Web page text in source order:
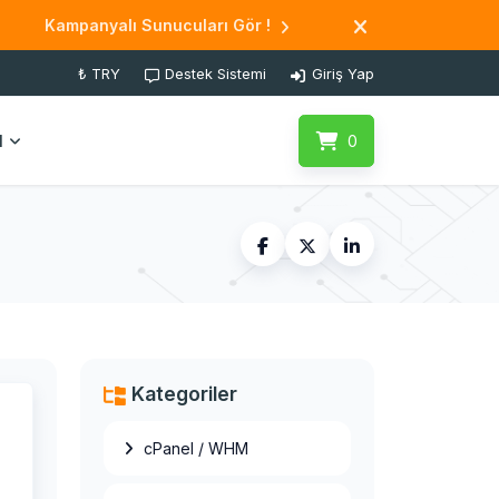
Kampanyalı Sunucuları Gör !
₺ TRY Destek Sistemi Giriş Yap
0
Kategoriler
cPanel / WHM